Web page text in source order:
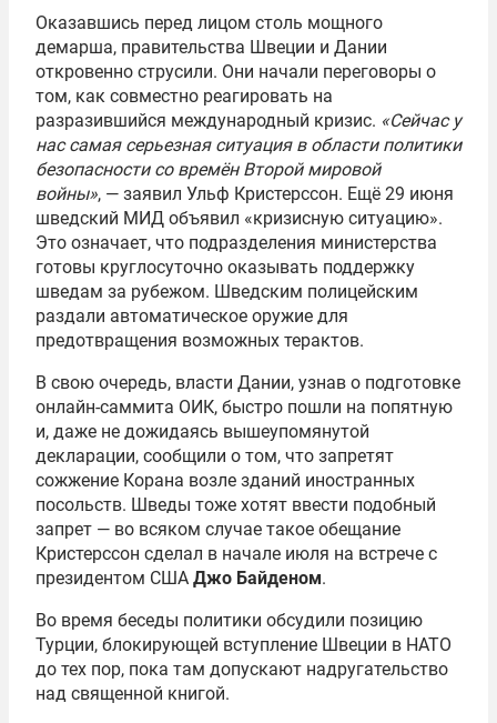
Оказавшись перед лицом столь мощного
демарша, правительства Швеции и Дании
откровенно струсили. Они начали переговоры о
том, как совместно реагировать на
разразившийся международный кризис. «Сейчас у
нас самая серьезная ситуация в области политики
безопасности со времён Второй мировой
войны», — заявил Ульф Кристерссон. Ещё 29 июня
шведский МИД объявил «кризисную ситуацию».
Это означает, что подразделения министерства
готовы круглосуточно оказывать поддержку
шведам за рубежом. Шведским полицейским
раздали автоматическое оружие для
предотвращения возможных терактов.
В свою очередь, власти Дании, узнав о подготовке
онлайн-саммита ОИК, быстро пошли на попятную
и, даже не дожидаясь вышеупомянутой
декларации, сообщили о том, что запретят
сожжение Корана возле зданий иностранных
посольств. Шведы тоже хотят ввести подобный
запрет — во всяком случае такое обещание
Кристерссон сделал в начале июля на встрече с
президентом США Джо Байденом.
Во время беседы политики обсудили позицию
Турции, блокирующей вступление Швеции в НАТО
до тех пор, пока там допускают надругательство
над священной книгой.